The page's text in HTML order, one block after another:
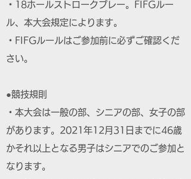
・18ホールストロークプレー。FIFGルー
ル、本大会規定によります。
・FIFGルールはご参加前に必ずご確認くだ
さい。
●競技規則
・本大会は一般の部、シニアの部、女子の部
があります。2021年12月31日までに46歳
かそれ以上となる男子はシニアでのご参加と
なります。